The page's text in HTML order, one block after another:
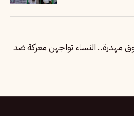
مهدرة.. النساء تواجهن معركة ضد